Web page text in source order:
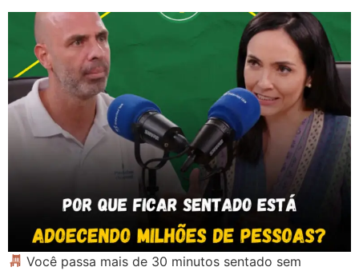
Você passa mais de 30 minutos sentado sem